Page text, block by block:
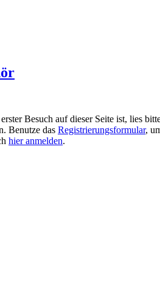
Besuch auf dieser Seite ist, lies
Benutze das Registrierungsformular,
hier anmelden.